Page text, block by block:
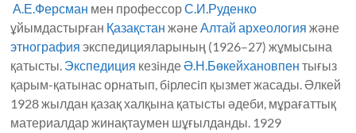
А.Е.Ферсман мен профессорС.И.Руденко
ұйымдастырған Қазақстан жәнеАлтай археология және
этнография экспедицияларының (1926–27) жұмысына
қатысты. Экспедиция кезiндеӘ.Н.Бөкейхановпен тығыз
қарым-қатынас орнатып, бiрлесiп қызмет жасады. Әлкей
1928 жылдан қазақ халқына қатысты әдеби, мұрағаттық
материалдар жинақтаумен шұғылданды. 1929